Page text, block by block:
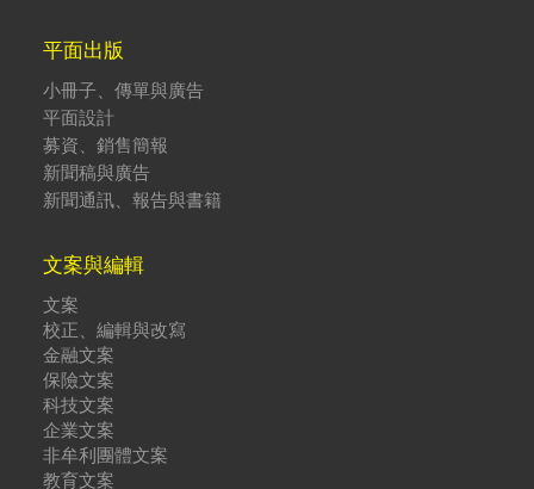
平面出版
小冊子、傳單與廣告
平面設計
募資、銷售簡報
新聞稿與廣告
新聞通訊、報告與書籍
文案與編輯
文案
校正、編輯與改寫
金融文案
保險文案
科技文案
企業文案
非牟利團體文案
教育文案